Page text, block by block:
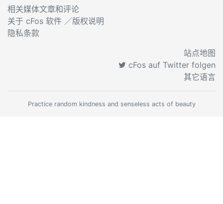
相关媒体文章和评论
关于 cFos 软件 ／版权说明
隐私条款
站点地图
cFos auf Twitter folgen
其它语言
Practice random kindness and senseless acts of beauty